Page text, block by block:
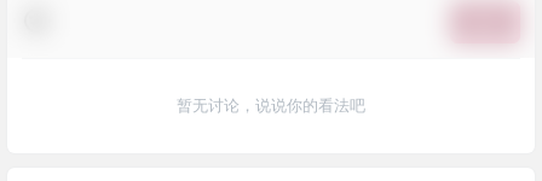
暂无讨论，说说你的看法吧